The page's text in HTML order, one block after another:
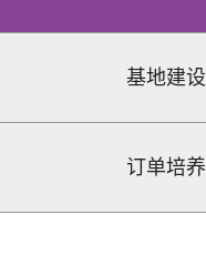
基地建设
订单培养